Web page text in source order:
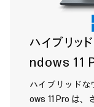
ハイブリッ
ndows 11
ハイブリッドな
ows 11 Pro は、